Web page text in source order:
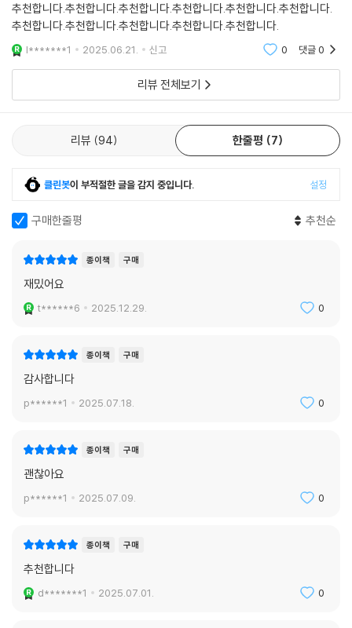
한다. 고양이들의 능력은 단순히 판타지적 설정에 그치지 않고, 인간 세상
의 어둠과 문제를 해결하기 위한 장치로도 발휘된다. 고덕은 부여받은 능
력을 활용해 길고양이들과 인간 세계의 갈등을 해결하고, 생명에 대한 존
엄과 가치를 깨닫는 여정을 통해 자신의 운명을 받아들인다.
고양이의 능력을 받고 집사가 되어
범인을 추적하며 생명의 가치를 알아가는 여정
고덕은 살해당한 엄마 품에서 죽어 가던 새끼 고양이로부터 “자신을 찾아
달라”는 부탁과 함께 고양이의 첫 번째 능력인 ‘고양이의 언어’를 얻게 된
유일한 목격자인 환생한 새끼 고양이를 찾아 나선다. 그 사이 고양이들 사
시작한다.
한편, 동물 복제 연구소에서 근친 교배로 태어난 백호 ‘티그리스’와 깊은 유
대를 나눈 소년 테오는 티그리스가 안락사당하는 순간, 고양이의 다섯 번
로 영혼이 죽지 못한 채 고통으로 되살아나는 백호의 악순환을 알게 되고,
고덕과 테오는 각자의 자리에서 생명과 죽음, 그리고 공존에 대한 깊은 고
고양이를 찌르며 능력 일부를 얻게 된 연쇄 킬러가 자신의 능력치를 키우
기에 처할 상황에 놓인다.
규칙 속에서, 고덕과 테오는 연쇄 킬러보다 먼저 백 년 고양이를 찾아 아홉
살인범의 정체를 밝힐 수 있을까?
추천합니다.추천합니다.추천합니다.추천합니다.추천합니다.추천합니다.
추천합니다.추천합니다.추천합니다.추천합니다.추천합니다.
l*******1 2025.06.21. 신고 0 댓글0
리뷰 전체보기
리뷰 94 한줄평 7
클린봇이 부적절한 글을 감지 중입니다. 설정
구매한줄평 추천순
종이책 구매
재밌어요
t******6 2025.12.29. 0
종이책 구매
감사합니다
p******1 2025.07.18. 0
종이책 구매
괜찮아요
p******1 2025.07.09. 0
종이책 구매
추천합니다
d*******1 2025.07.01. 0